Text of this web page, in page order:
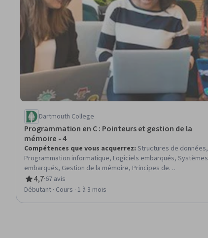
Dartmouth College
Programmation en C : Pointeurs et gestion de la
mémoire - 4
Compétences que vous acquerrez: Structures de données,
Programmation informatique, Logiciels embarqués, Systèmes
embarqués, Gestion de la mémoire, Principes de
programmation, C (langage de programmation), Ingénierie
informatique, Visualisation des logiciels, Linux
4,7
évaluation, 4,7 sur 5 étoiles
·67 avis
Débutant · Cours · 1 à 3 mois